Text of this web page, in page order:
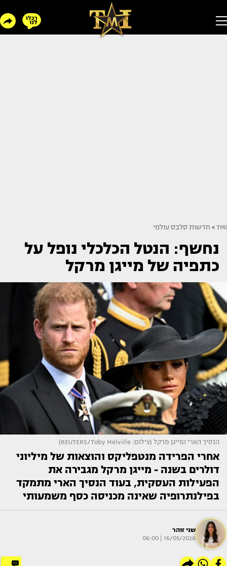
TMI
> חדשות סלבס עולמי
נחשף: הנטל הכלכלי נופל על
כתפיה של מייגן מרקל
הנסיך הארי ומייגן מרקל (צילום: REUTERS/Toby Melville)
אחרי הפרידה מנטפליקס והוצאות של מיליוני
דולרים בשנה - מייגן מרקל מגבירה את
הפעילות העסקית, בעוד הנסיך הארי מתמקד
בפילנתרופיה שאינה מכניסה כסף משמעותי
שני זוהר
16/05/2026 | 06:00